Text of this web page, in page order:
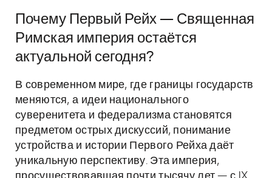
Почему Первый Рейх — Священная
Римская империя остаётся
актуальной сегодня?
В современном мире, где границы государств
меняются, а идеи национального
суверенитета и федерализма становятся
предметом острых дискуссий, понимание
устройства и истории Первого Рейха даёт
уникальную перспективу. Эта империя,